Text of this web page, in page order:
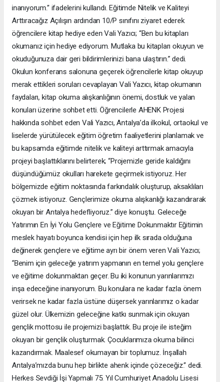
inanıyorum.” ifadelerini kullandı. Eğitimde Nitelik ve Kaliteyi
Arttıracağız Açılışın ardından 10/P sınıfını ziyaret ederek
öğrencilere kitap hediye eden Vali Yazıcı; “Ben bu kitapları
okumanız için hediye ediyorum. Mutlaka bu kitapları okuyun ve
okuduğunuza dair geri bildirimlerinizi bana ulaştırın.” dedi.
Okulun konferans salonuna geçerek öğrencilerle kitap okuyup
merak ettikleri soruları cevaplayan Vali Yazıcı, kitap okumanın
faydaları, kitap okuma alışkanlığının önemi, dostluk ve yalan
konuları üzerine sohbet etti. Öğrencilerle AHENK Projesi
hakkında sohbet eden Vali Yazıcı, Antalya’da ilkokul, ortaokul ve
liselerde yürütülecek eğitim öğretim faaliyetlerini planlamak ve
bu kapsamda eğitimde nitelik ve kaliteyi arttırmak amacıyla
projeyi başlattıklarını belirterek; “Projemizle geride kaldığını
düşündüğümüz okulları harekete geçirmek istiyoruz. Her
bölgemizde eğitim noktasında farkındalık oluşturup, aksaklıları
çözmek istiyoruz. Gençlerimize okuma alışkanlığı kazandırarak
okuyan bir Antalya hedefliyoruz.” diye konuştu. Geleceğe
Yatırımın En İyi Yolu Gençlere ve Eğitime Dokunmaktır Eğitimin
meslek hayatı boyunca kendisi için hep ilk sırada olduğuna
değinerek gençlere ve eğitime ayrı bir önem veren Vali Yazıcı;
“Benim için geleceğe yatırım yapmanın en temel yolu gençlere
ve eğitime dokunmaktan geçer. Bu iki konunun yarınlarımızı
inşa edeceğine inanıyorum. Bu konulara ne kadar fazla önem
verirsek ne kadar fazla üstüne düşersek yarınlarımız o kadar
güzel olur. Ülkemizin geleceğine katkı sunmak için okuyan
gençlik mottosu ile projemizi başlattık. Bu proje ile isteğim
okuyan bir gençlik oluşturmak. Çocuklarımıza okuma bilinci
kazandırmak. Maalesef okumayan bir toplumuz. İnşallah
Antalya’mızda bunu hep birlikte ahenk içinde çözeceğiz.” dedi.
Herkes Sevdiği İşi Yapmalı 75. Yıl Cumhuriyet Anadolu Lisesi